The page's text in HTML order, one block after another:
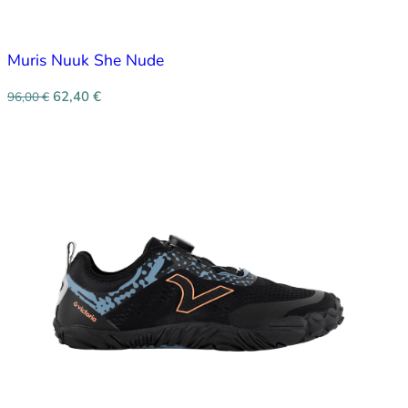
Muris Nuuk She Nude
96,00€ 62,40 €